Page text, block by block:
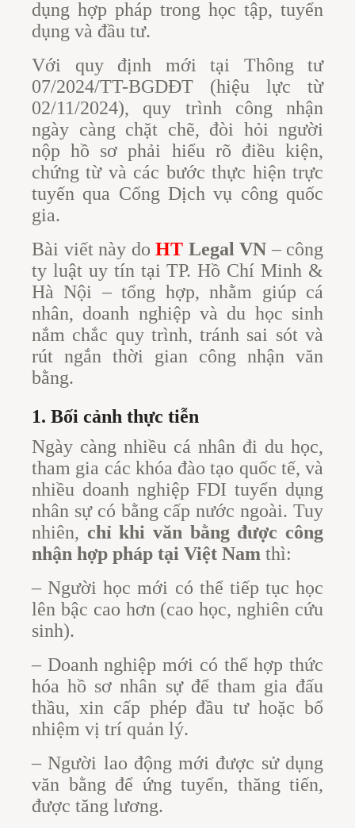
dụng hợp pháp trong học tập, tuyển
dụng và đầu tư.
Với quy định mới tại Thông tư
07/2024/TT-BGDĐT (hiệu lực từ
02/11/2024), quy trình công nhận
ngày càng chặt chẽ, đòi hỏi người
nộp hồ sơ phải hiểu rõ điều kiện,
chứng từ và các bước thực hiện trực
tuyến qua Cổng Dịch vụ công quốc
gia.
Bài viết này do HT Legal VN – công
ty luật uy tín tại TP. Hồ Chí Minh &
Hà Nội – tổng hợp, nhằm giúp cá
nhân, doanh nghiệp và du học sinh
nắm chắc quy trình, tránh sai sót và
rút ngắn thời gian công nhận văn
bằng.
1. Bối cảnh thực tiễn
Ngày càng nhiều cá nhân đi du học,
tham gia các khóa đào tạo quốc tế, và
nhiều doanh nghiệp FDI tuyển dụng
nhân sự có bằng cấp nước ngoài. Tuy
nhiên, chỉ khi văn bằng được công
nhận hợp pháp tại Việt Nam thì:
– Người học mới có thể tiếp tục học
lên bậc cao hơn (cao học, nghiên cứu
sinh).
– Doanh nghiệp mới có thể hợp thức
hóa hồ sơ nhân sự để tham gia đấu
thầu, xin cấp phép đầu tư hoặc bổ
nhiệm vị trí quản lý.
– Người lao động mới được sử dụng
văn bằng để ứng tuyển, thăng tiến,
được tăng lương.